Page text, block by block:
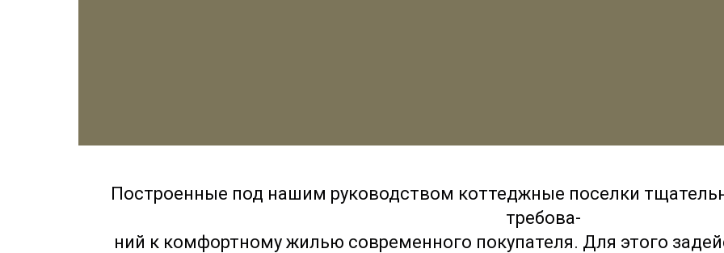
Построенные под нашим руководством коттеджные поселки
требова-
ний к комфортному жилью современного покупателя. Для этого